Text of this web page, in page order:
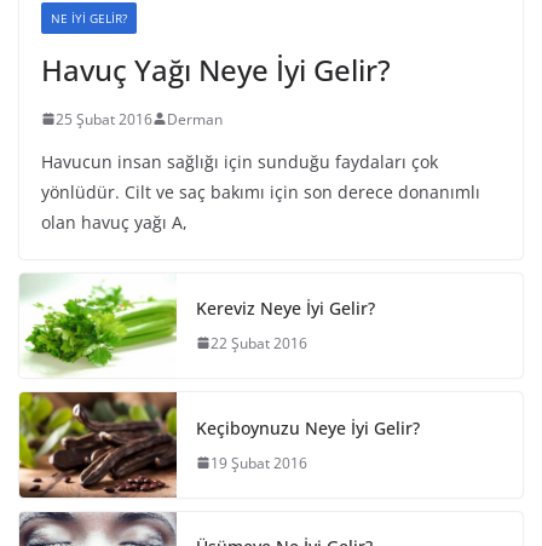
NE İYİ GELİR?
Havuç Yağı Neye İyi Gelir?
25 Şubat 2016 Derman
Havucun insan sağlığı için sunduğu faydaları çok
yönlüdür. Cilt ve saç bakımı için son derece donanımlı
olan havuç yağı A,
Kereviz Neye İyi Gelir?
22 Şubat 2016
Keçiboynuzu Neye İyi Gelir?
19 Şubat 2016